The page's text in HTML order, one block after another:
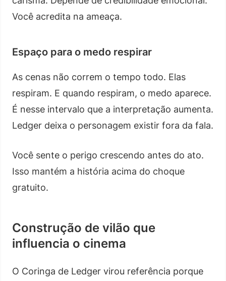
Você acredita na ameaça.
Espaço para o medo respirar
As cenas não correm o tempo todo. Elas
respiram. E quando respiram, o medo aparece.
É nesse intervalo que a interpretação aumenta.
Ledger deixa o personagem existir fora da fala.
Você sente o perigo crescendo antes do ato.
Isso mantém a história acima do choque
gratuito.
Construção de vilão que
influencia o cinema
O Coringa de Ledger virou referência porque